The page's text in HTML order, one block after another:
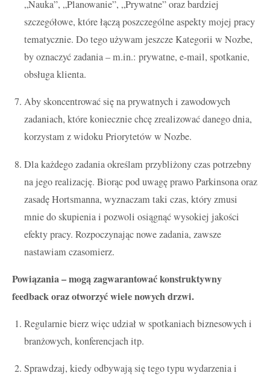
„Nauka”, „Planowanie”, „Prywatne” oraz bardziej
szczegółowe, które łączą poszczególne aspekty mojej pracy
tematycznie. Do tego używam jeszcze Kategorii w Nozbe,
by oznaczyć zadania – m.in.: prywatne, e-mail, spotkanie,
obsługa klienta.
Aby skoncentrować się na prywatnych i zawodowych
zadaniach, które koniecznie chcę zrealizować danego dnia,
korzystam z widoku Priorytetów w Nozbe.
Dla każdego zadania określam przybliżony czas potrzebny
na jego realizację. Biorąc pod uwagę prawo Parkinsona oraz
zasadę Hortsmanna, wyznaczam taki czas, który zmusi
mnie do skupienia i pozwoli osiągnąć wysokiej jakości
efekty pracy. Rozpoczynając nowe zadania, zawsze
nastawiam czasomierz.
Powiązania – mogą zagwarantować konstruktywny
feedback oraz otworzyć wiele nowych drzwi.
Regularnie bierz więc udział w spotkaniach biznesowych i
branżowych, konferencjach itp.
Sprawdzaj, kiedy odbywają się tego typu wydarzenia i